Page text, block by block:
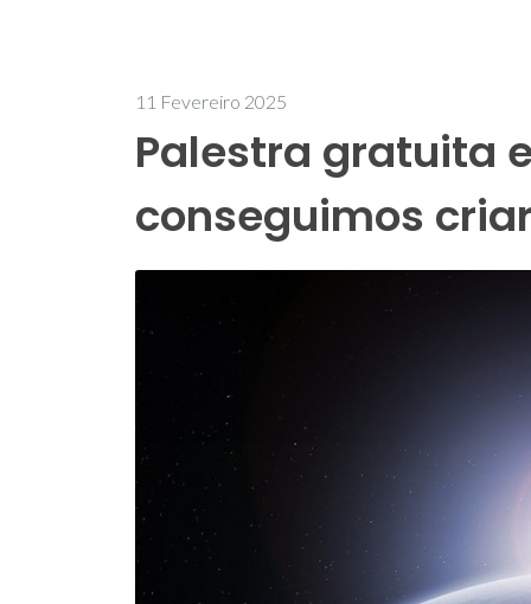
11 Fevereiro 2025
Palestra gratuita
conseguimos